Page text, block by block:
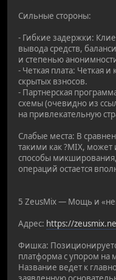
Сильные стороны:
- Гибкие задержки:
вывода средств,
и степенью
- Четкая плата: Четкая
скрытых взносов.
- Партнерская
схемы (очевидно из
на привлекательную
Слабые места: В
такими как ?MIX, может
способы
операций остается
5 ZeusMix — Мощь и
Адрес: https://
Фишка:
платформа с упором
Название ведет к